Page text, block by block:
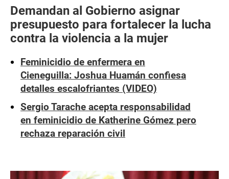
Demandan al Gobierno asignar
presupuesto para fortalecer la lucha
contra la violencia a la mujer
Feminicidio de enfermera en
Cieneguilla: Joshua Huamán confiesa
detalles escalofriantes (VIDEO)
Sergio Tarache acepta responsabilidad
en feminicidio de Katherine Gómez pero
rechaza reparación civil